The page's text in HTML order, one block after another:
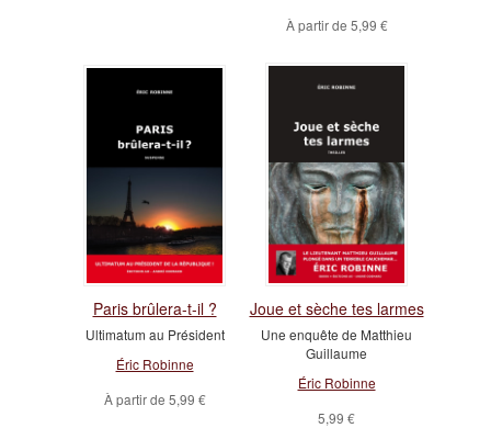
À partir de 5,99 €
Paris brûlera-t-il ?
Ultimatum au Président
Éric Robinne
À partir de 5,99 €
Joue et sèche tes larmes
Une enquête de Matthieu
Guillaume
Éric Robinne
5,99 €